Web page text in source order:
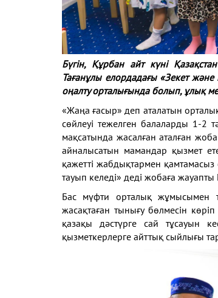
Бүгін, Құрбан айт күні
Тағанұлы елордадағы «Зекет
оңалту орталығында болып, ұлық
«Жаңа ғасыр» деп аталатын
сөйлеуі тежелген балаларды 1-2
мақсатында жасалған аталған
айналысатын мамандар қызмет
қажетті жабдықтармен
тауып келеді» деді жобаға
Бас мүфти орталық жұмысымен
жасақтаған тынығу бөлмесін
қазақы дәстүрге сай тұсауын
қызметкерлерге айттық сыйлығы